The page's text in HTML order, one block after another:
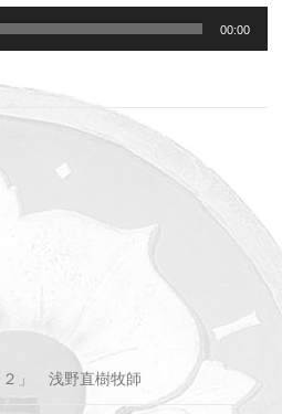
00:00
」 浅野直樹牧師